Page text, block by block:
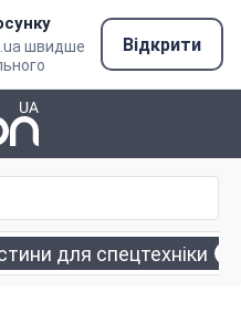
швидше
Відкрити
для спецтехніки